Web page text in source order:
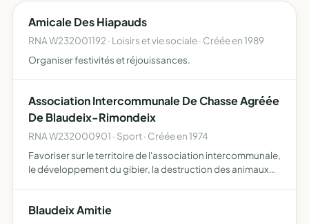
Amicale Des Hiapauds
RNA W232001192 · Loisirs et vie sociale · Créée en 1989
Organiser festivités et réjouissances.
Association Intercommunale De Chasse Agréée
De Blaudeix-Rimondeix
RNA W232000901 · Sport · Créée en 1974
Favoriser sur le territoire de l'association intercommunale,
le développement du gibier, la destruction des animaux
Blaudeix Amitie